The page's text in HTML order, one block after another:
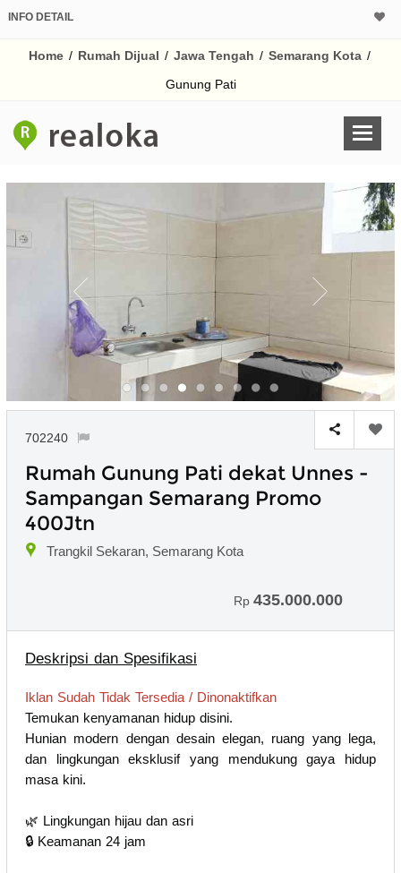
INFO DETAIL
Home / Rumah Dijual / Jawa Tengah / Semarang Kota /
Gunung Pati
702240
Rumah Gunung Pati dekat Unnes -
Sampangan Semarang Promo
400Jtn
Trangkil Sekaran, Semarang Kota
Rp 435.000.000
Deskripsi dan Spesifikasi
Iklan Sudah Tidak Tersedia / Dinonaktifkan
Temukan kenyamanan hidup disini.
Hunian modern dengan desain elegan, ruang yang lega,
dan lingkungan eksklusif yang mendukung gaya hidup
masa kini.
🌿 Lingkungan hijau dan asri
🔒 Keamanan 24 jam
Harga Rp
% /th
pada kotak-